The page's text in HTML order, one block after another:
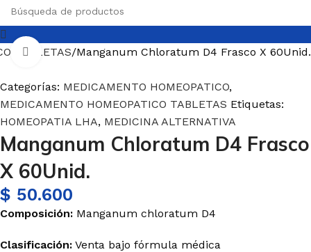
TABLETAS Manganum Chloratum D4 Frasco X 60Unid.
Haga Click para agrandar
Categorías: MEDICAMENTO HOMEOPATICO,
MEDICAMENTO HOMEOPATICO TABLETAS Etiquetas:
HOMEOPATIA LHA, MEDICINA ALTERNATIVA
Manganum Chloratum D4 Frasco
X 60Unid.
$ 50.600
Composición: Manganum chloratum D4
Clasificación: Venta bajo fórmula médica